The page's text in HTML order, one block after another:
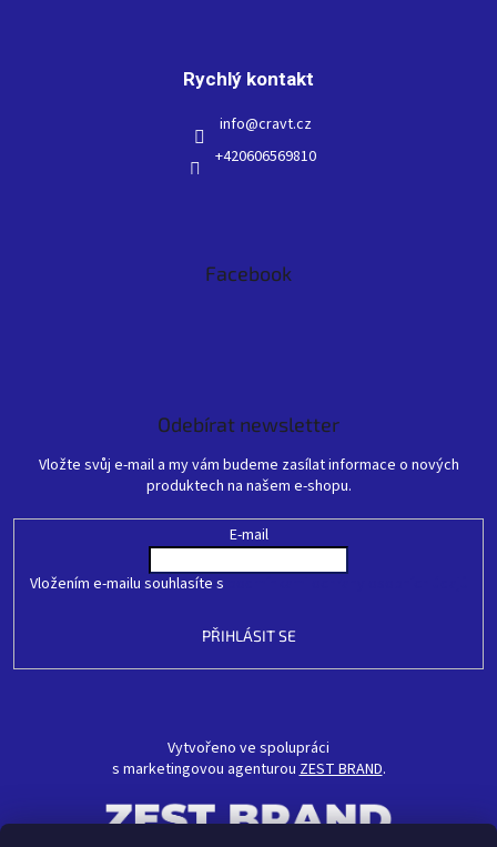
Rychlý kontakt
info@cravt.cz
+420606569810
Facebook
Odebírat newsletter
Vložte svůj e-mail a my vám budeme zasílat informace o nových
produktech na našem e-shopu.
E-mail
Vložením e-mailu souhlasíte s
PŘIHLÁSIT SE
Vytvořeno ve spolupráci
s marketingovou agenturou ZEST BRAND.